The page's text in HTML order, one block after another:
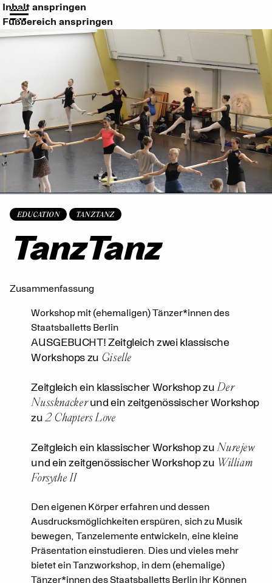
Inhalt anspringen
Fußbereich anspringen
EDUCATION TANZTANZ
TanzTanz
Zusammenfassung
Workshop mit (ehemaligen) Tänzer*innen des
Staatsballetts Berlin
AUSGEBUCHT! Zeitgleich zwei klassische
Workshops zu Giselle
Zeitgleich ein klassischer Workshop zuDer
Nussknackerund ein zeitgenössischer Workshop
zu2 Chapters Love
Zeitgleich ein klassischer Workshop zuNurejew
und ein zeitgenössischer Workshop zu William
Forsythe II
Den eigenen Körper erfahren und dessen
Ausdrucksmöglichkeiten erspüren, sich zu Musik
bewegen, Tanzelemente entwickeln, eine kleine
Präsentation einstudieren. Dies und vieles mehr
bietet ein Tanzworkshop, in dem (ehemalige)
Tänzer*innen des Staatsballetts Berlin ihr Können